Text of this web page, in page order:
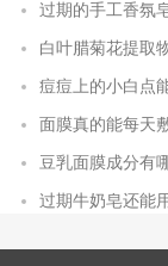
过期的手工香氛
白叶腊菊花提取
痘痘上的小白点
面膜真的能每天
豆乳面膜成分有
过期牛奶皂还能